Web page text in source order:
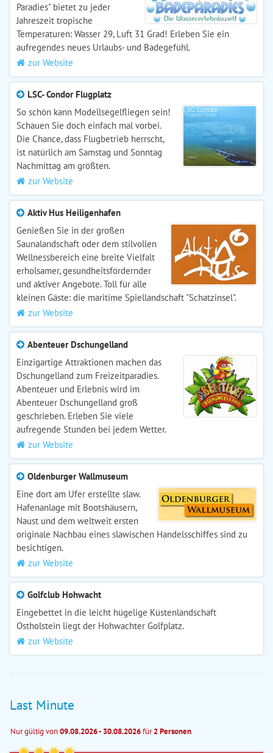
Paradies" bietet zu jeder
Jahreszeit tropische
Temperaturen: Wasser 29, Luft 31 Grad! Erleben Sie ein
aufregendes neues Urlaubs- und Badegefühl.
zur Website
LSC- Condor Flugplatz
So schön kann Modellsegelfliegen sein!
Schauen Sie doch einfach mal vorbei.
Die Chance, dass Flugbetrieb herrscht,
ist natürlich am Samstag und Sonntag
Nachmittag am größten.
zur Website
Aktiv Hus Heiligenhafen
Genießen Sie in der großen
Saunalandschaft oder dem stilvollen
Wellnessbereich eine breite Vielfalt
erholsamer, gesundheitsfördernder
und aktiver Angebote. Toll für alle
kleinen Gäste: die maritime Spiellandschaft "Schatzinsel".
zur Website
Abenteuer Dschungelland
Einzigartige Attraktionen machen das
Dschungelland zum Freizeitparadies.
Abenteuer und Erlebnis wird im
Abenteuer Dschungelland groß
geschrieben. Erleben Sie viele
aufregende Stunden bei jedem Wetter.
zur Website
Oldenburger Wallmuseum
Eine dort am Ufer erstellte slaw.
Hafenanlage mit Bootshäusern,
Naust und dem weltweit ersten
originale Nachbau eines slawischen Handelsschiffes sind zu
besichtigen.
zur Website
Golfclub Hohwacht
Eingebettet in die leicht hügelige Küstenlandschaft
Ostholstein liegt der Hohwachter Golfplatz.
zur Website
Last Minute
Nur gültig von09.08.2026 - 30.08.2026für2 Personen